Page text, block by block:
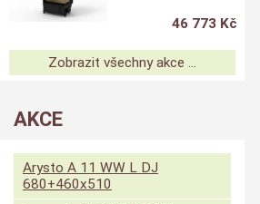
46 773 Kč
Zobrazit všechny akce ...
AKCE
Arysto A 11 WW L DJ
680+460x510